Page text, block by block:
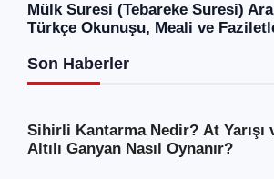
Mülk Suresi (Tebareke Suresi)
Türkçe Okunuşu, Meali ve
Son Haberler
Sihirli Kantarma Nedir? At Yarışı
Altılı Ganyan Nasıl Oynanır?